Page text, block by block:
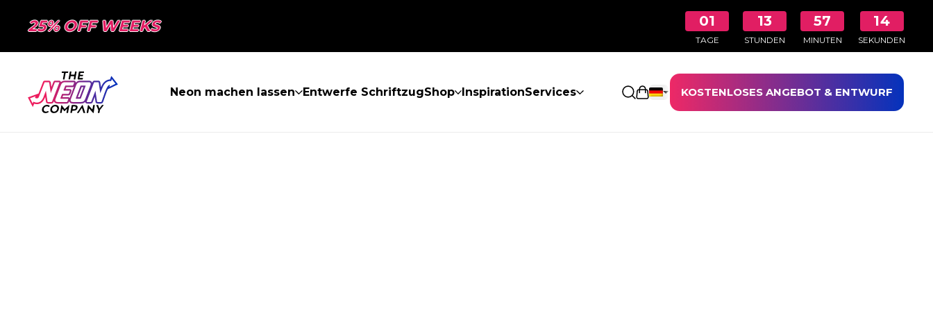
25% OFF WEEKS 01
TAGE
13
STUNDEN
57
MINUTEN
14
SEKUNDEN
Neon machen lassen Entwerfe SchriftzugShop InspirationServices Einkaufswagen öffnen
KOSTENLOSES ANGEBOT & ENTWURF